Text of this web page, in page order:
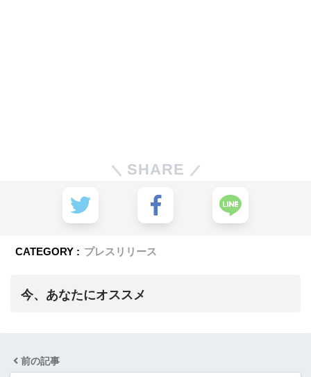
SHARE
CATEGORY : プレスリリース
今、あなたにオススメ
前の記事